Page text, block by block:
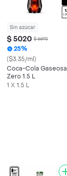
Sin azúcar
$ 5020 $ 6690
25%
($3.35/ml)
Coca-Cola Gaseosa
Zero 1.5 L
1 X 1.5 L